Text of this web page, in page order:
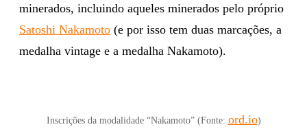
minerados, incluindo aqueles minerados pelo próprio
Satoshi Nakamoto (e por isso tem duas marcações, a
medalha vintage e a medalha Nakamoto).
Inscrições da modalidade “Nakamoto” (Fonte: ord.io)